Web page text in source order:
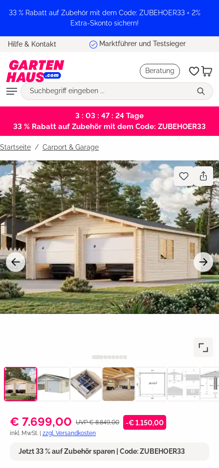
springen
33 % Rabatt auf Zubehör mit dem Code: ZUBEHOER33 + 2%
Extra-Skonto sichern!
Hilfe & Kontakt Marktführer und Testsieger
Beratung
3 : 03 : 47 : 23 Tage
33 % Rabatt auf Zubehör mit dem Code: ZUBEHOER33
Startseite Carport & Garage
Bildergalerie überspringen
€ 7.699,00 UVP € 8.849,00 -€ 1.150,00
inkl. MwSt. | zzgl. Versandkosten
Jetzt 33 % auf Zubehör sparen | Code: ZUBEHOER33